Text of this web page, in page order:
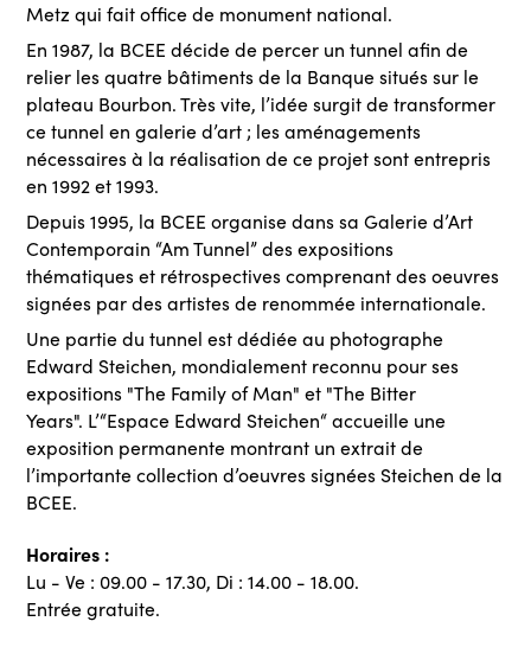
Metz qui fait office de monument national.
En 1987, la BCEE décide de percer un tunnel afin de
relier les quatre bâtiments de la Banque situés sur le
plateau Bourbon. Très vite, l’idée surgit de transformer
ce tunnel en galerie d’art ; les aménagements
nécessaires à la réalisation de ce projet sont entrepris
en 1992 et 1993.
Depuis 1995, la BCEE organise dans sa Galerie d’Art
Contemporain “Am Tunnel” des expositions
thématiques et rétrospectives comprenant des oeuvres
signées par des artistes de renommée internationale.
Une partie du tunnel est dédiée au photographe
Edward Steichen, mondialement reconnu pour ses
expositions "The Family of Man" et "The Bitter
Years". L’“Espace Edward Steichen“ accueille une
exposition permanente montrant un extrait de
l’importante collection d’oeuvres signées Steichen de la
BCEE.
Horaires :
Lu - Ve : 09.00 - 17.30, Di : 14.00 - 18.00.
Entrée gratuite.